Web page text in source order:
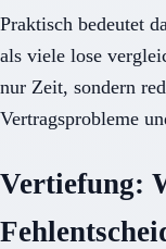
Praktisch bedeutet
als viele lose
nur Zeit, sondern
Vertragsprobleme
Vertiefung: